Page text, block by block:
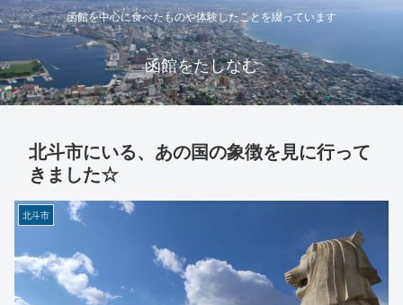
函館を中心に食べたものや体験したことを綴っています
函館をたしなむ
北斗市にいる、あの国の象徴を見に行って
きました☆
北斗市